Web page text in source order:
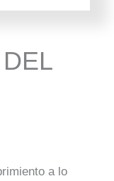
a lo